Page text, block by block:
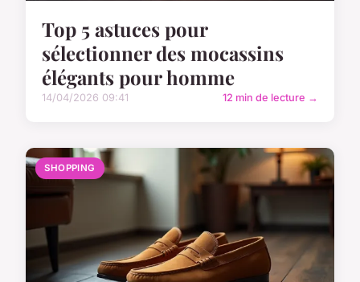
Top 5 astuces pour
sélectionner des mocassins
élégants pour homme
14/04/2026 09:41 12 min de lecture →
SHOPPING